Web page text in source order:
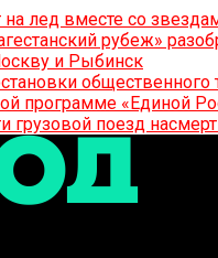
лед вместе со
рубеж»
и Рыбинск
общественного
программе «Единой
грузовой поезд